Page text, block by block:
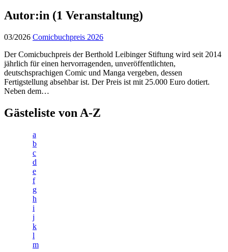
Autor:in (1 Veranstaltung)
03/2026 Comicbuchpreis 2026
Der Comicbuchpreis der Berthold Leibinger Stiftung wird seit 2014
jährlich für einen hervorragenden, unveröffentlichten,
deutschsprachigen Comic und Manga vergeben, dessen
Fertigstellung absehbar ist. Der Preis ist mit 25.000 Euro dotiert.
Neben dem…
Gästeliste von A-Z
a
b
c
d
e
f
g
h
i
j
k
l
m